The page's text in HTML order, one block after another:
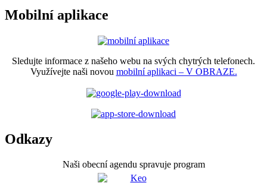
Mobilní aplikace
Sledujte informace z našeho webu na svých chytrých telefonech.
Využívejte naši novou mobilní aplikaci – V OBRAZE.
Odkazy
Naši obecní agendu spravuje program